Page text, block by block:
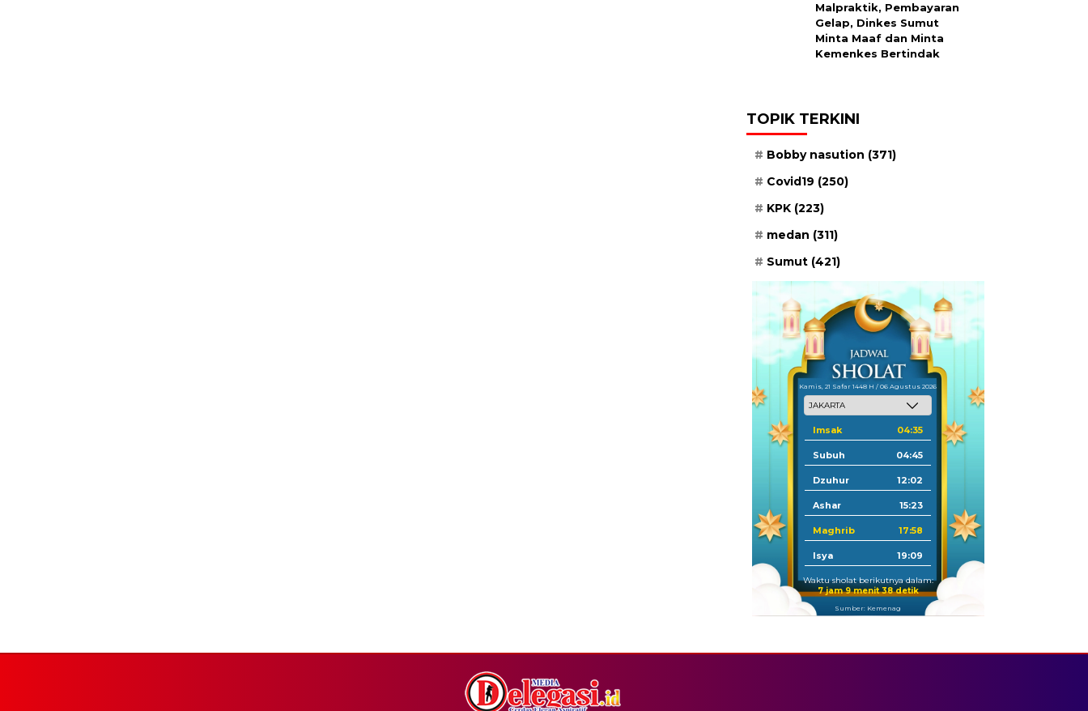
Malpraktik, Pembayaran
Gelap, Dinkes Sumut
Minta Maaf dan Minta
Kemenkes Bertindak
TOPIK TERKINI
Bobby nasution (371)
Covid19 (250)
KPK (223)
medan (311)
Sumut (421)
Kamis, 21 Safar 1448 H / 06 Agustus 2026
Imsak 04:35
Subuh 04:45
Dzuhur 12:02
Ashar 15:23
Maghrib 17:58
Isya 19:09
Waktu sholat berikutnya dalam:
7 jam 9 menit 38 detik
Sumber: Kemenag